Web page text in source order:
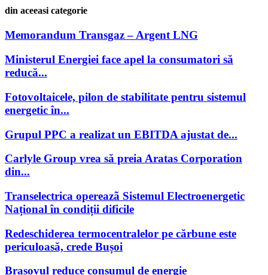
din aceeasi categorie
Memorandum Transgaz – Argent LNG
Ministerul Energiei face apel la consumatori să
reducă...
Fotovoltaicele, pilon de stabilitate pentru sistemul
energetic în...
Grupul PPC a realizat un EBITDA ajustat de...
Carlyle Group vrea să preia Aratas Corporation
din...
Transelectrica opereazã Sistemul Electroenergetic
Național în condiții dificile
Redeschiderea termocentralelor pe cărbune este
periculoasă, crede Bușoi
Brașovul reduce consumul de energie